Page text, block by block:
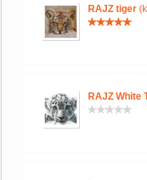
RAJZ tiger
RAJZ White